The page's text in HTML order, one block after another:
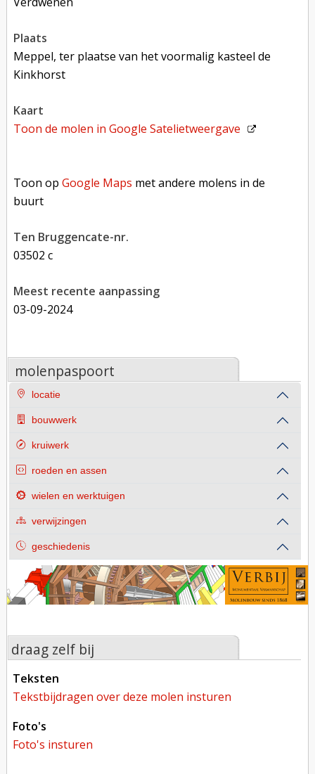
plaats
Meppel, ter plaatse van het voormalig kasteel de
Kinkhorst
kaart
Toon de molen inGoogle Satelietweergave
Toon opGoogle Maps met andere molens in de
buurt
Ten Bruggencate-nr.
03502 c
Meest recente aanpassing
03-09-2024
molenpaspoort
locatie
bouwwerk
kruiwerk
roeden en assen
wielen en werktuigen
verwijzingen
geschiedenis
draag zelf bij
teksten
tekstbijdragen over deze molen insturen
foto's
foto's insturen